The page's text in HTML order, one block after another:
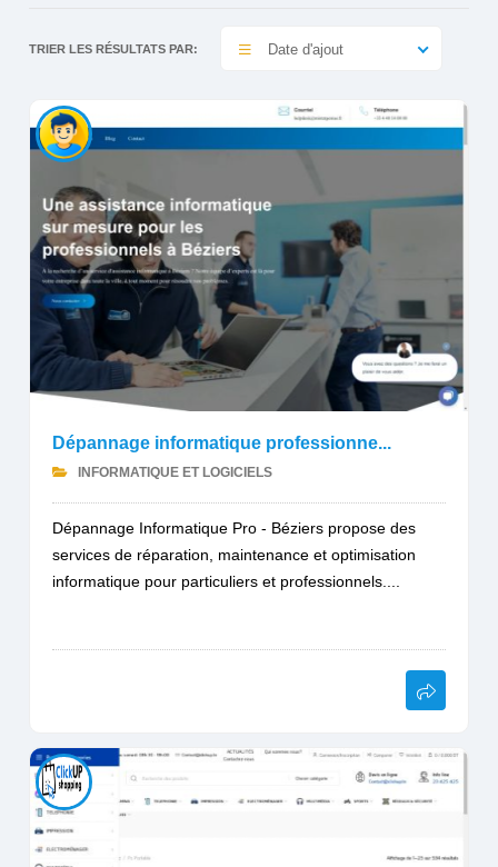
TRIER LES RÉSULTATS PAR: Date d'ajout
Dépannage informatique professionne...
INFORMATIQUE ET LOGICIELS
Dépannage Informatique Pro - Béziers propose des
services de réparation, maintenance et optimisation
informatique pour particuliers et professionnels....